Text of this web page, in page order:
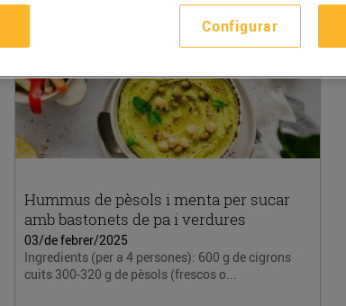
Hummus de pèsols i menta per sucar
amb bastonets de pa i verdures
03/de febrer/2025
Ingredients (per a 4 persones): 600 g de cigrons
cuits 300-320 g de pèsols (frescos o...
Configurar